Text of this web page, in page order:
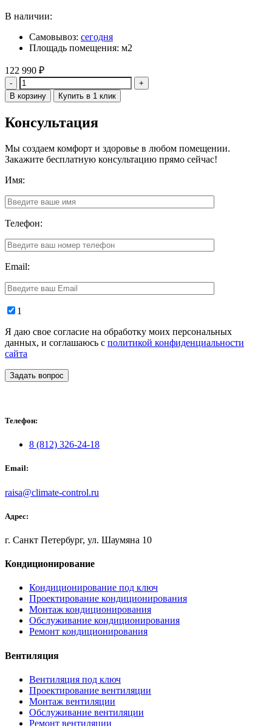
В наличии:
Самовывоз: сегодня
Площадь помещения: м2
122 990 ₽
Количество
В корзину Купить в 1 клик
Консультация
Мы создаем комфорт и здоровье в любом помещении.
Закажите бесплатную консультацию прямо сейчас!
Имя:
Телефон:
Email:
1
Я даю свое согласие на обработку моих персональных
данных, и соглашаюсь с политикой конфиденциальности
сайта
Задать вопрос
Телефон:
8 (812) 326-24-18
Email:
raisa@climate-control.ru
Адрес:
г. Санкт Петербург, ул. Шаумяна 10
Кондиционирование
Кондиционирование под ключ
Проектирование кондиционирования
Монтаж кондиционирования
Обслуживание кондиционирования
Ремонт кондиционирования
Вентиляция
Вентиляция под ключ
Проектирование вентиляции
Монтаж вентиляции
Обслуживание вентиляции
Ремонт вентиляции